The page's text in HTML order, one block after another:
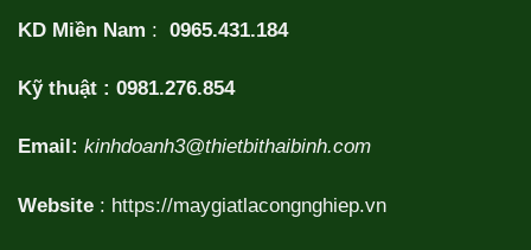
KD Miền Nam : 0965.431.184
Kỹ thuật : 0981.276.854
Email: kinhdoanh3@thietbithaibinh.com
Website : https://maygiatlacongnghiep.vn